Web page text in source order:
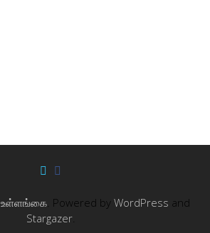
உள்ளங்கை. Powered by WordPress and
Stargazer.